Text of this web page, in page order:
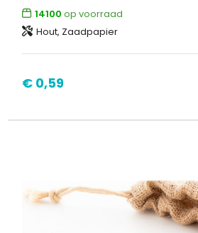
14100 op voorraad
Hout, Zaadpapier
€ 0,59